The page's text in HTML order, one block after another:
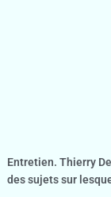
Entretien. Thierry
des sujets sur